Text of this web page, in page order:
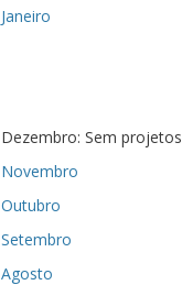
Janeiro
Dezembro: Sem projetos
Novembro
Outubro
Setembro
Agosto